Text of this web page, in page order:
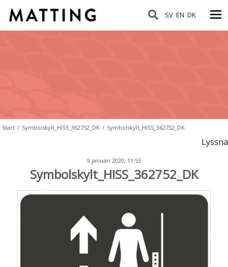
SV EN DK
Start / Symbolskylt_HISS_362752_DK / Symbolskylt_HISS_362752_DK
Lyssna
9 januari 2020, 11:53
Symbolskylt_HISS_362752_DK